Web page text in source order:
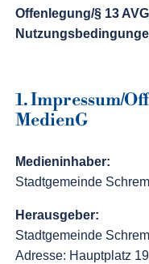
Offenlegung/§ 13
1. Impressum/
MedienG
Medieninhaber:
Stadtgemeinde
Herausgeber:
Stadtgemeinde
Adresse: Hauptplatz